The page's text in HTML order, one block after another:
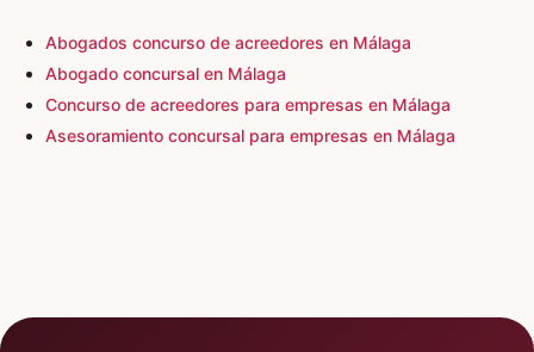
Abogados concurso de acreedores en Málaga
Abogado concursal en Málaga
Concurso de acreedores para empresas en Málaga
Asesoramiento concursal para empresas en Málaga